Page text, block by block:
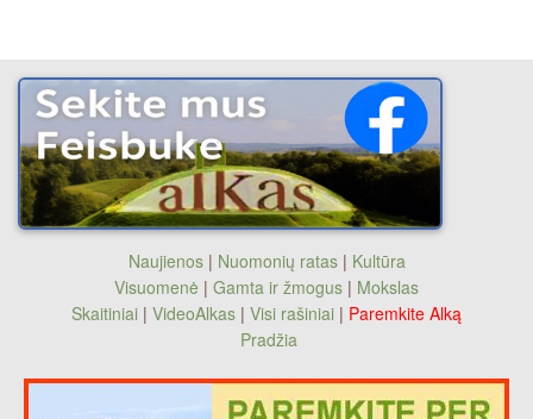
Naujienos| Nuomonių ratas| Kultūra
Visuomenė | Gamta ir žmogus | Mokslas
Skaitiniai | VideoAlkas | Visi rašiniai | Paremkite Alką
Pradžia